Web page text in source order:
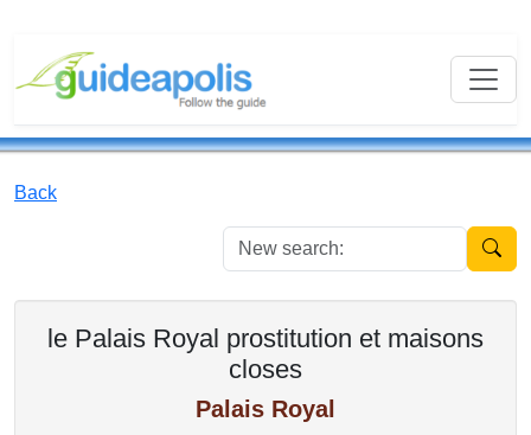
Back
New
le Palais Royal prostitution et maisons
closes
Palais Royal